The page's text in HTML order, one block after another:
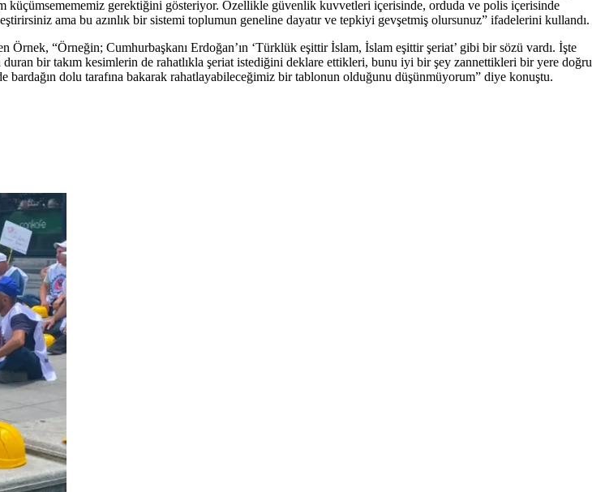
küçümsemememiz gerektiğini gösteriyor. Özellikle güvenlik kuvvetleri içerisinde, orduda ve polis içerisinde
ama bu azınlık bir sistemi toplumun geneline dayatır ve tepkiyi gevşetmiş olursunuz” ifadelerini kullandı.
Örnek, “Örneğin; Cumhurbaşkanı Erdoğan’ın ‘Türklük eşittir İslam, İslam eşittir şeriat’ gibi bir sözü vardı. İşte
bir takım kesimlerin de rahatlıkla şeriat istediğini deklare ettikleri, bunu iyi bir şey zannettikleri bir yere doğru
dolu tarafına bakarak rahatlayabileceğimiz bir tablonun olduğunu düşünmüyorum” diye konuştu.